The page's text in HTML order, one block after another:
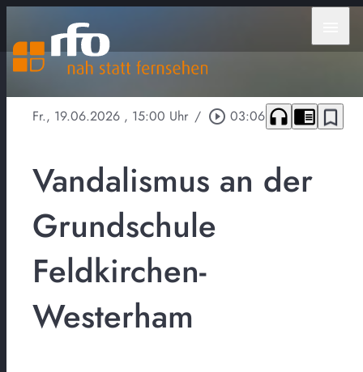
Fr., 19.06.2026 , 15:00 Uhr / play_circle_outline 03:06 headphones chrome_reader_mode bookmark_border
Vandalismus an der
Grundschule
Feldkirchen-
Westerham